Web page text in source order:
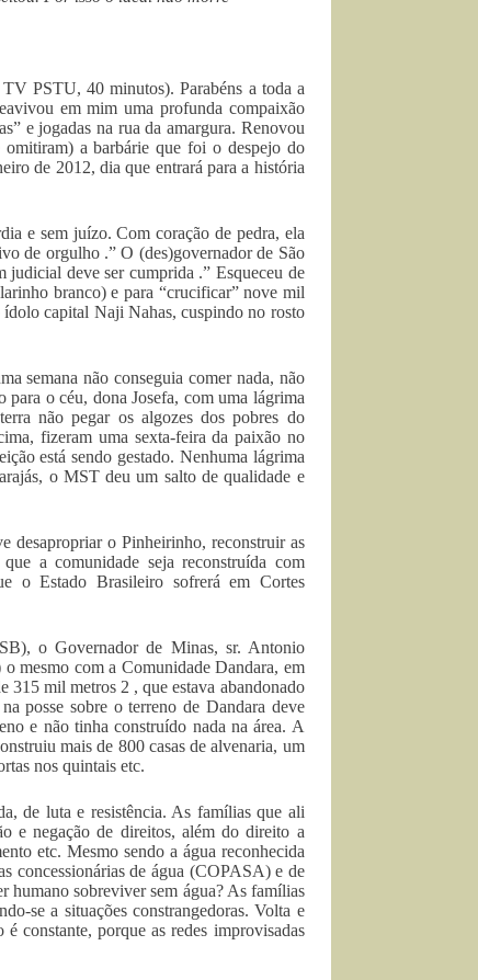
PSTU, 40 minutos). Parabéns a toda a
em mim uma profunda compaixão
e jogadas na rua da amargura. Renovou
omitiram) a barbárie que foi o despejo do
de 2012, dia que entrará para a história
e sem juízo. Com coração de pedra, ela
de orgulho .” O (des)governador de São
deve ser cumprida .” Esqueceu de
branco) e para “crucificar” nove mil
ídolo capital Naji Nahas, cuspindo no rosto
semana não conseguia comer nada, não
para o céu, dona Josefa, com uma lágrima
não pegar os algozes dos pobres do
fizeram uma sexta-feira da paixão no
está sendo gestado. Nenhuma lágrima
o MST deu um salto de qualidade e
desapropriar o Pinheirinho, reconstruir as
a comunidade seja reconstruída com
o Estado Brasileiro sofrerá em Cortes
o Governador de Minas, sr. Antonio
mesmo com a Comunidade Dandara, em
mil metros 2 , que estava abandonado
posse sobre o terreno de Dandara deve
e não tinha construído nada na área. A
mais de 800 casas de alvenaria, um
nos quintais etc.
de luta e resistência. As famílias que ali
e negação de direitos, além do direito a
etc. Mesmo sendo a água reconhecida
concessionárias de água (COPASA) e de
humano sobreviver sem água? As famílias
se a situações constrangedoras. Volta e
constante, porque as redes improvisadas